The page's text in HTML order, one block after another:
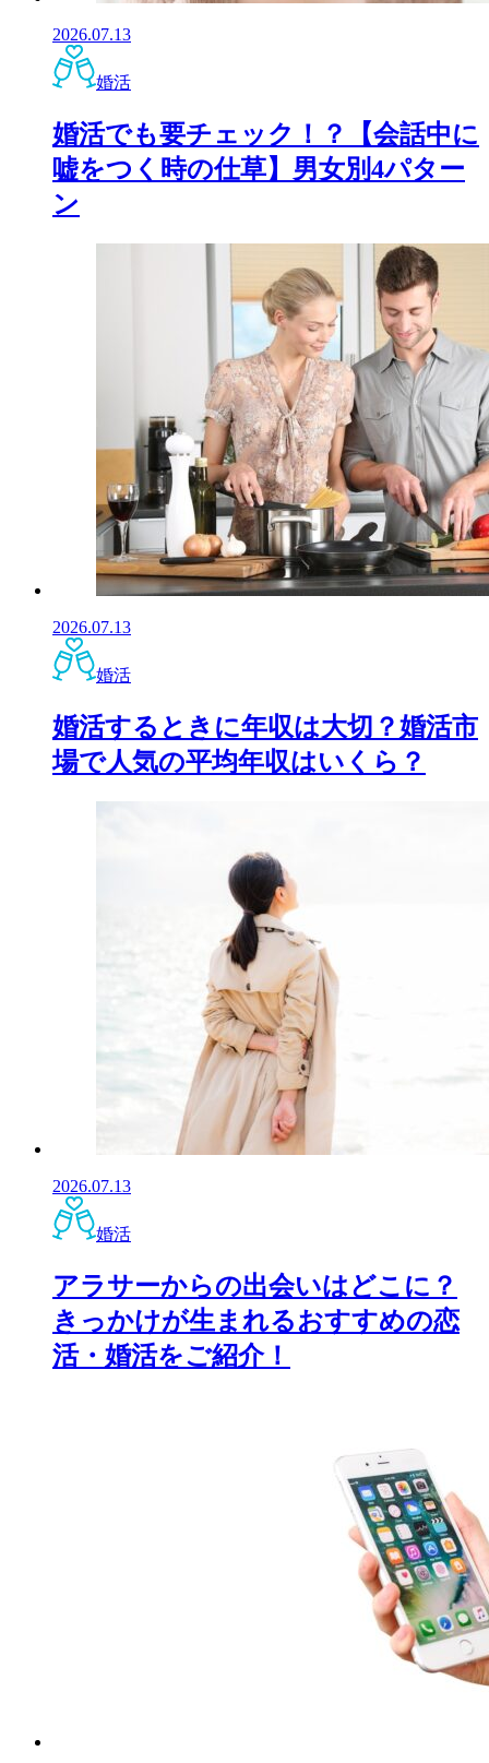
2026.07.13
婚活
婚活でも要チェック！？【会話中に
嘘をつく時の仕草】男女別4パター
ン
2026.07.13
婚活
婚活するときに年収は大切？婚活市
場で人気の平均年収はいくら？
2026.07.13
婚活
アラサーからの出会いはどこに？
きっかけが生まれるおすすめの恋
活・婚活をご紹介！